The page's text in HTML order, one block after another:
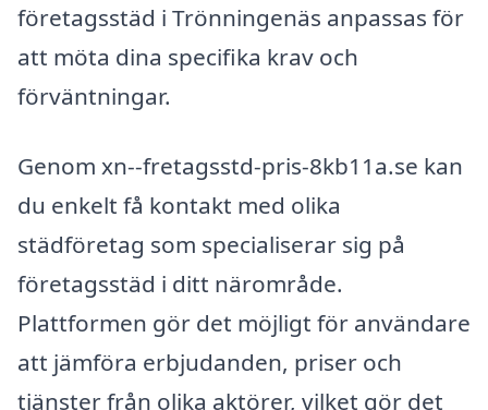
företagsstäd i Trönningenäs anpassas för
att möta dina specifika krav och
förväntningar.
Genom xn--fretagsstd-pris-8kb11a.se kan
du enkelt få kontakt med olika
städföretag som specialiserar sig på
företagsstäd i ditt närområde.
Plattformen gör det möjligt för användare
att jämföra erbjudanden, priser och
tjänster från olika aktörer, vilket gör det